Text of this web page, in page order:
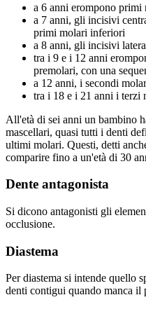
a 6 anni erompono primi
a 7 anni, gli incisivi
primi molari inferiori
a 8 anni, gli incisivi
tra i 9 e i 12 anni
premolari, con una
a 12 anni, i secondi
tra i 18 e i 21 anni i terzi
All'età di sei anni un bambino
mascellari, quasi tutti i denti
ultimi molari. Questi, detti
comparire fino a un'età di 30
Dente antagonista
Si dicono antagonisti gli
occlusione.
Diastema
Per diastema si intende quello
denti contigui quando manca il